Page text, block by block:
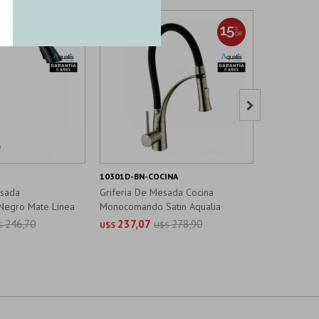
Mate Linea
246,70
Griferia De Mesada Cocina
Monocomando Satin Aqualia
U$S 237,07 U$S 278,90
10301D-BN-COCINA
